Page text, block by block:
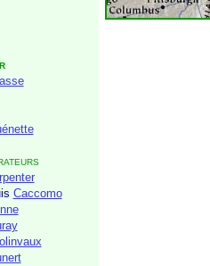
Caccomo